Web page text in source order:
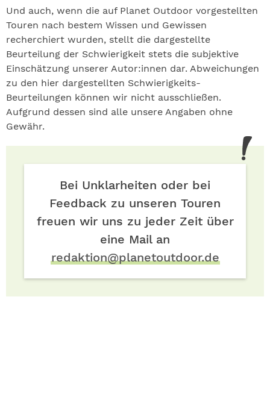
Und auch, wenn die auf Planet Outdoor vorgestellten
Touren nach bestem Wissen und Gewissen
recherchiert wurden, stellt die dargestellte
Beurteilung der Schwierigkeit stets die subjektive
Einschätzung unserer Autor:innen dar. Abweichungen
zu den hier dargestellten Schwierigkeits-
Beurteilungen können wir nicht ausschließen.
Aufgrund dessen sind alle unsere Angaben ohne
Gewähr.
Bei Unklarheiten oder bei
Feedback zu unseren Touren
freuen wir uns zu jeder Zeit über
eine Mail an
redaktion@planetoutdoor.de